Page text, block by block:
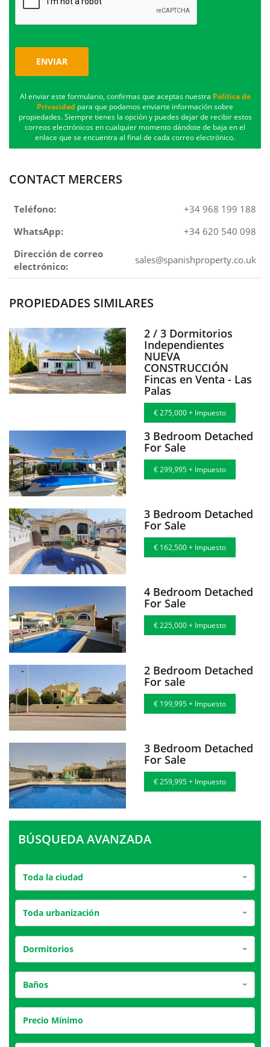
ENVIAR
Al enviar este formulario, confirmas que aceptas nuestra Política de
Privacidad para que podamos enviarte información sobre
propiedades. Siempre tienes la opción y puedes dejar de recibir estos
correos electrónicos en cualquier momento dándote de baja en el
enlace que se encuentra al final de cada correo electrónico.
CONTACT MERCERS
Teléfono:
+34 968 199 188
WhatsApp:
+34 620 540 098
Dirección de correo
electrónico:
sales@spanishproperty.co.uk
PROPIEDADES SIMILARES
2 / 3 Dormitorios
Independientes
NUEVA
CONSTRUCCIÓN
Fincas en Venta - Las
Palas
€ 275,000 + Impuesto
3 Bedroom Detached
For Sale
€ 299,995 + Impuesto
3 Bedroom Detached
For Sale
€ 162,500 + Impuesto
4 Bedroom Detached
For Sale
€ 225,000 + Impuesto
2 Bedroom Detached
For sale
€ 199,995 + Impuesto
3 Bedroom Detached
For Sale
€ 259,995 + Impuesto
BÚSQUEDA AVANZADA
Toda la ciudad
Toda urbanización
Dormitorios
Baños